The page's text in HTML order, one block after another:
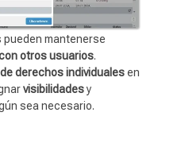
pueden mantenerse
otros usuarios.
derechos individualesen
visibilidadesy
sea necesario.